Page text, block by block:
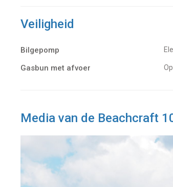
Veiligheid
Bilgepomp
Gasbun met afvoer
Media van de Beachcraft